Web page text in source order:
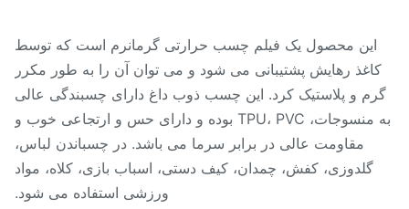
این محصول یک فیلم چسب حرارتی گرمانرم است که توسط
رهایش پشتیبانی می شود و می توان آن را به طور مکرر
و پلاستیک کرد. این چسب ذوب داغ دارای چسبندگی عالی
به منسوجات، TPU، PVC بوده و دارای حس و ارتجاعی خوب و
مقاومت عالی در برابر سرما می باشد. در چسباندن لباس،
گلدوزی، کفش، چمدان، کیف دستی، اسباب بازی، کلاه، مواد
ورزشی استفاده می شود.